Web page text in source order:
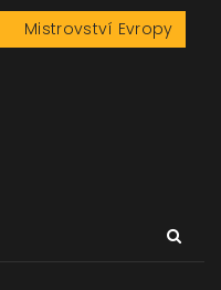
Mistrovství Evropy